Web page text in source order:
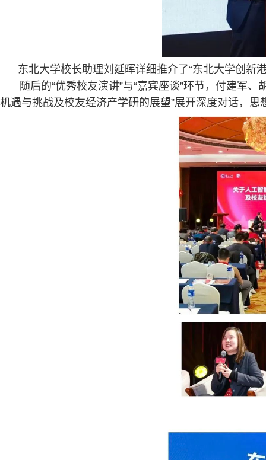
东北大学校长助理刘延晖详细推介了“东北大学创新
随后的“优秀校友演讲”与“嘉宾座谈”环节，付建军
机遇与挑战及校友经济产学研的展望”展开深度对话，思